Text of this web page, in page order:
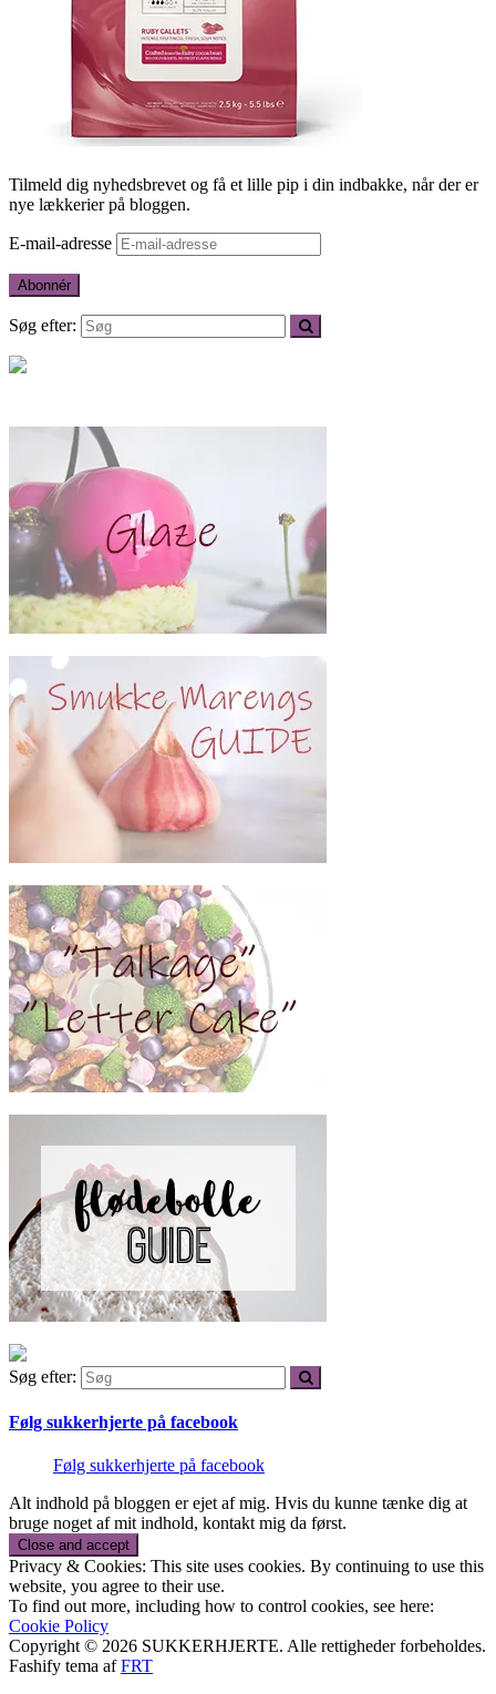
Tilmeld dig nyhedsbrevet og få et lille pip i din indbakke, når der er
nye lækkerier på bloggen.
E-mail-adresse
Abonnér
Søg efter:
Søg efter:
Følg sukkerhjerte på facebook
Følg sukkerhjerte på facebook
Alt indhold på bloggen er ejet af mig. Hvis du kunne tænke dig at
bruge noget af mit indhold, kontakt mig da først.
Privacy & Cookies: This site uses cookies. By continuing to use this
website, you agree to their use.
To find out more, including how to control cookies, see here:
Cookie Policy
Copyright © 2026 SUKKERHJERTE. Alle rettigheder forbeholdes.
Fashify tema afFRT